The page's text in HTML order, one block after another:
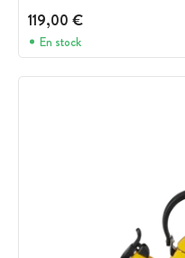
119,00 €
En stock